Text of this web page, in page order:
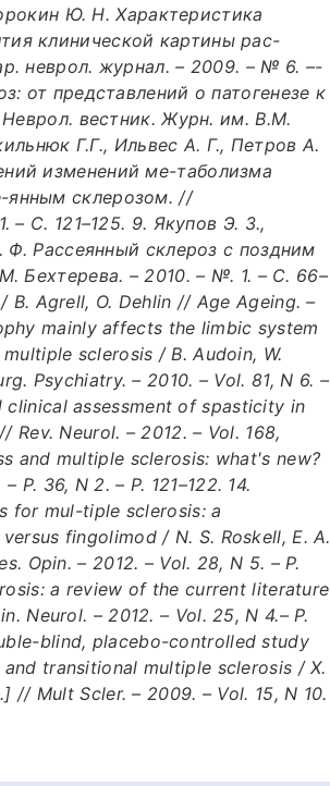
Ю. Н. Характеристика
клинической картины рас-
неврол. журнал. – 2009. – № 6. –-
от представлений о патогенезе к
вестник. Журн. им. В.М.
Г.Г., Ильвес А. Г., Петров А.
изменений ме-таболизма
янным склерозом. //
– С. 121–125. 9. Якупов Э. З.,
Рассеянный склероз с поздним
Бехтерева. – 2010. – №. 1. – С. 66–
Agrell, O. Dehlin // Age Ageing. –
mainly affects the limbic system
sclerosis / B. Audoin, W.
Psychiatry. – 2010. – Vol. 81, N 6. –
clinical assessment of spasticity in
Rev. Neurol. – 2012. – Vol. 168,
and multiple sclerosis: what's new?
P. 36, N 2. – P. 121–122. 14.
for mul-tiple sclerosis: a
fingolimod / N. S. Roskell, E. A.
Opin. – 2012. – Vol. 28, N 5. – P.
a review of the current literature
Neurol. – 2012. – Vol. 25, N 4.– P.
blind, placebo-controlled study
transitional multiple sclerosis / X.
// Mult Scler. – 2009. – Vol. 15, N 10.